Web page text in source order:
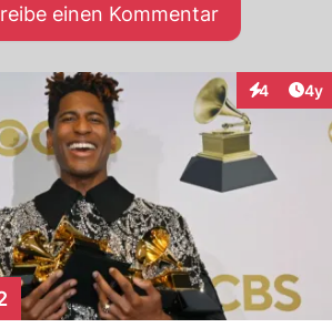
einen Kommentar
4 4y